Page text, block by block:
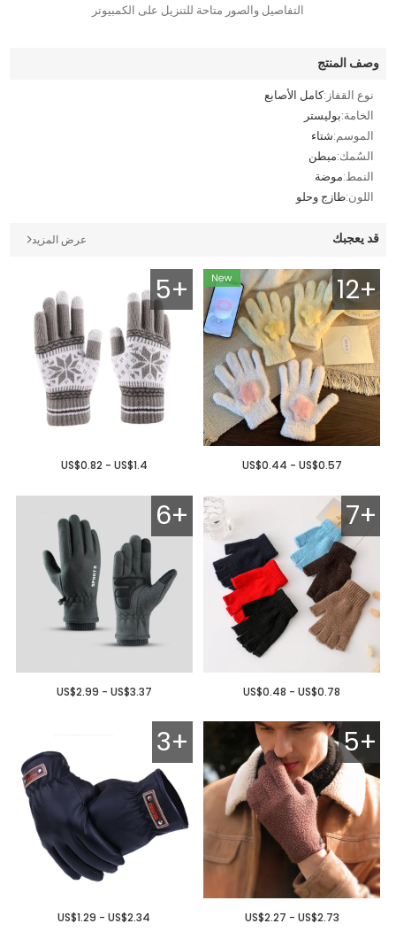
التفاصيل والصور متاحة للتنزيل على الكمبيوتر
وصف المنتج
نوع القفاز:كامل الأصابع
الخامة:بوليستر
الموسم:شتاء
السُمك:مبطن
النمط:موضة
اللون:طازج وحلو
قد يعجبك عرض المزيد
12+
US$0.44 - US$0.57
5+
US$0.82 - US$1.4
7+
US$0.48 - US$0.78
6+
US$2.99 - US$3.37
5+
US$2.27 - US$2.73
3+
US$1.29 - US$2.34